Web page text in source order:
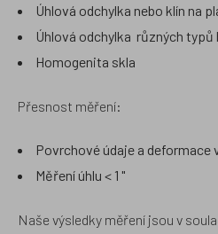
Úhlová odchylka nebo klín na
Úhlová odchylka různých typů
Homogenita skla
Přesnost měření:
Povrchové údaje a deformace
Měření úhlu < 1 "
Naše výsledky měření jsou v